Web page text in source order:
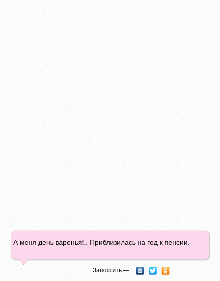
А меня день варенья!.. Приблизилась на год к пенсии.
Запостить —